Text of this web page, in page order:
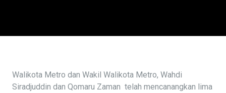
Walikota Metro dan Wakil Walikota Metro, Wahdi
Siradjuddin dan Qomaru Zaman telah mencanangkan lima